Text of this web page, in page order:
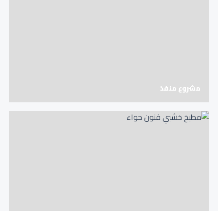
مشروع منفذ